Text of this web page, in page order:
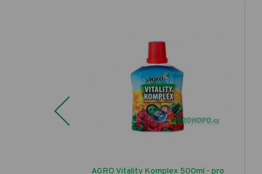
Previous
AGRO Vitality Komplex 500ml - pro